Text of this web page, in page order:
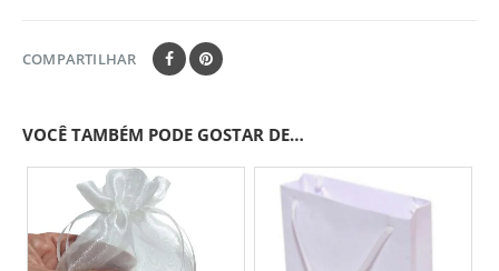
COMPARTILHAR
VOCÊ TAMBÉM PODE GOSTAR DE…